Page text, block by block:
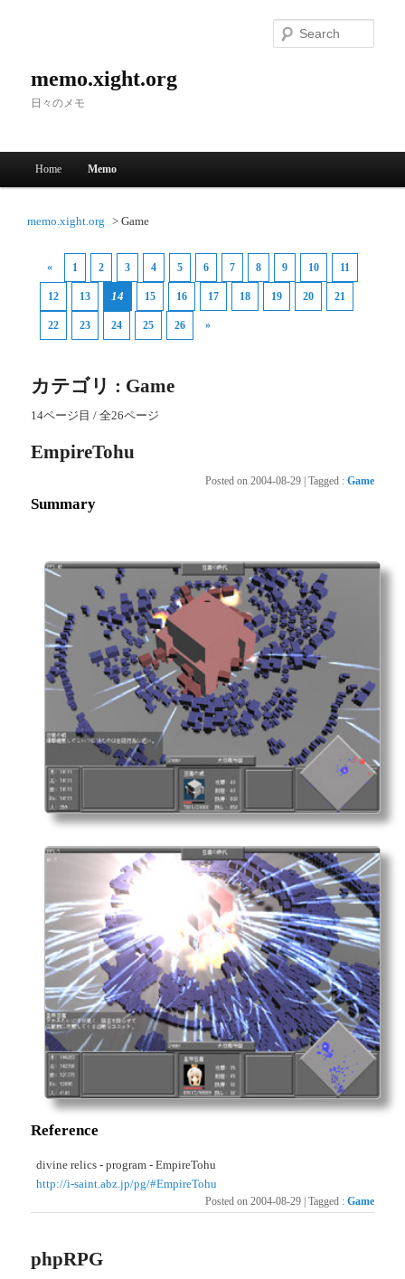
memo.xight.org
日々のメモ
Skip to primary content
Skip to secondary content
Home Memo
memo.xight.org Game
« 1 2 3 4 5 6 7 8 9 10 11
12 13 14 15 16 17 18 19 20 21
22 23 24 25 26 »
カテゴリ : Game
14ページ目 / 全26ページ
EmpireTohu
Posted on 2004-08-29 | Tagged : Game
Summary
Reference
divine relics - program - EmpireTohu
http://i-saint.abz.jp/pg/#EmpireTohu
Posted on 2004-08-29 | Tagged : Game
phpRPG